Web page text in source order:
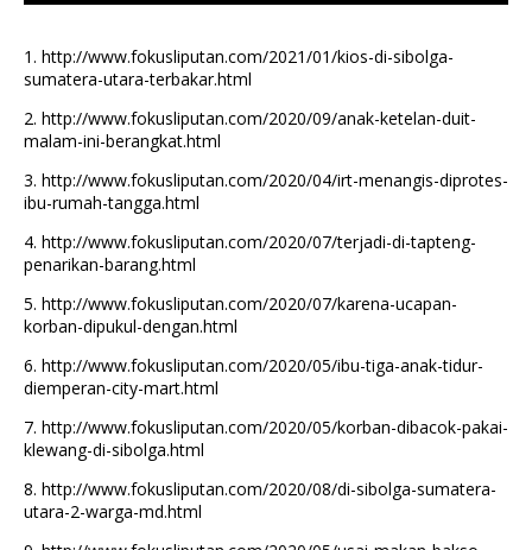
1. http://www.fokusliputan.com/2021/01/kios-di-sibolga-
sumatera-utara-terbakar.html
2. http://www.fokusliputan.com/2020/09/anak-ketelan-duit-
malam-ini-berangkat.html
3. http://www.fokusliputan.com/2020/04/irt-menangis-diprotes-
ibu-rumah-tangga.html
4. http://www.fokusliputan.com/2020/07/terjadi-di-tapteng-
penarikan-barang.html
5. http://www.fokusliputan.com/2020/07/karena-ucapan-
korban-dipukul-dengan.html
6. http://www.fokusliputan.com/2020/05/ibu-tiga-anak-tidur-
diemperan-city-mart.html
7. http://www.fokusliputan.com/2020/05/korban-dibacok-pakai-
klewang-di-sibolga.html
8. http://www.fokusliputan.com/2020/08/di-sibolga-sumatera-
utara-2-warga-md.html